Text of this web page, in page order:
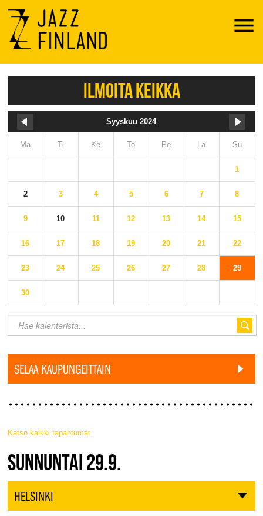
Menu
ILMOITA KEIKKA
Syyskuu 2024
Ma Ti Ke To Pe La Su
1
2 3 4 5 6 7 8
9 10 11 12 13 14 15
16 17 18 19 20 21 22
23 24 25 26 27 28 29
30
SELAA KAUPUNGEITTAIN
Katso kaikki tapahtumat
JAZZ FINLAND LIVE
SUNNUNTAI 29.9.
HELSINKI